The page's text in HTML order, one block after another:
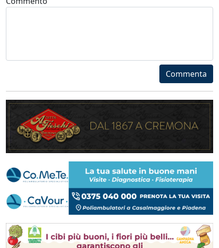
Commenta